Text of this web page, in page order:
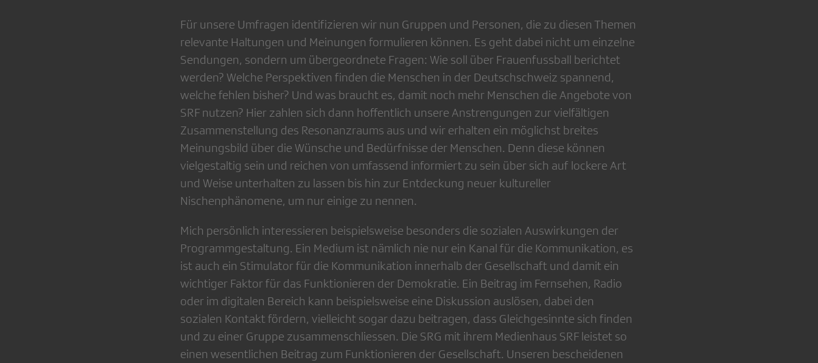
Für unsere Umfragen identifizieren wir nun Gruppen und Personen, die zu diesen Themen
relevante Haltungen und Meinungen formulieren können. Es geht dabei nicht um einzelne
Sendungen, sondern um übergeordnete Fragen: Wie soll über Frauenfussball berichtet
werden? Welche Perspektiven finden die Menschen in der Deutschschweiz spannend,
welche fehlen bisher? Und was braucht es, damit noch mehr Menschen die Angebote von
SRF nutzen? Hier zahlen sich dann hoffentlich unsere Anstrengungen zur vielfältigen
Zusammenstellung des Resonanzraums aus und wir erhalten ein möglichst breites
Meinungsbild über die Wünsche und Bedürfnisse der Menschen. Denn diese können
vielgestaltig sein und reichen von umfassend informiert zu sein über sich auf lockere Art
und Weise unterhalten zu lassen bis hin zur Entdeckung neuer kultureller
Nischenphänomene, um nur einige zu nennen.
Mich persönlich interessieren beispielsweise besonders die sozialen Auswirkungen der
Programmgestaltung. Ein Medium ist nämlich nie nur ein Kanal für die Kommunikation, es
ist auch ein Stimulator für die Kommunikation innerhalb der Gesellschaft und damit ein
wichtiger Faktor für das Funktionieren der Demokratie. Ein Beitrag im Fernsehen, Radio
oder im digitalen Bereich kann beispielsweise eine Diskussion auslösen, dabei den
sozialen Kontakt fördern, vielleicht sogar dazu beitragen, dass Gleichgesinnte sich finden
und zu einer Gruppe zusammenschliessen. Die SRG mit ihrem Medienhaus SRF leistet so
einen wesentlichen Beitrag zum Funktionieren der Gesellschaft. Unseren bescheidenen